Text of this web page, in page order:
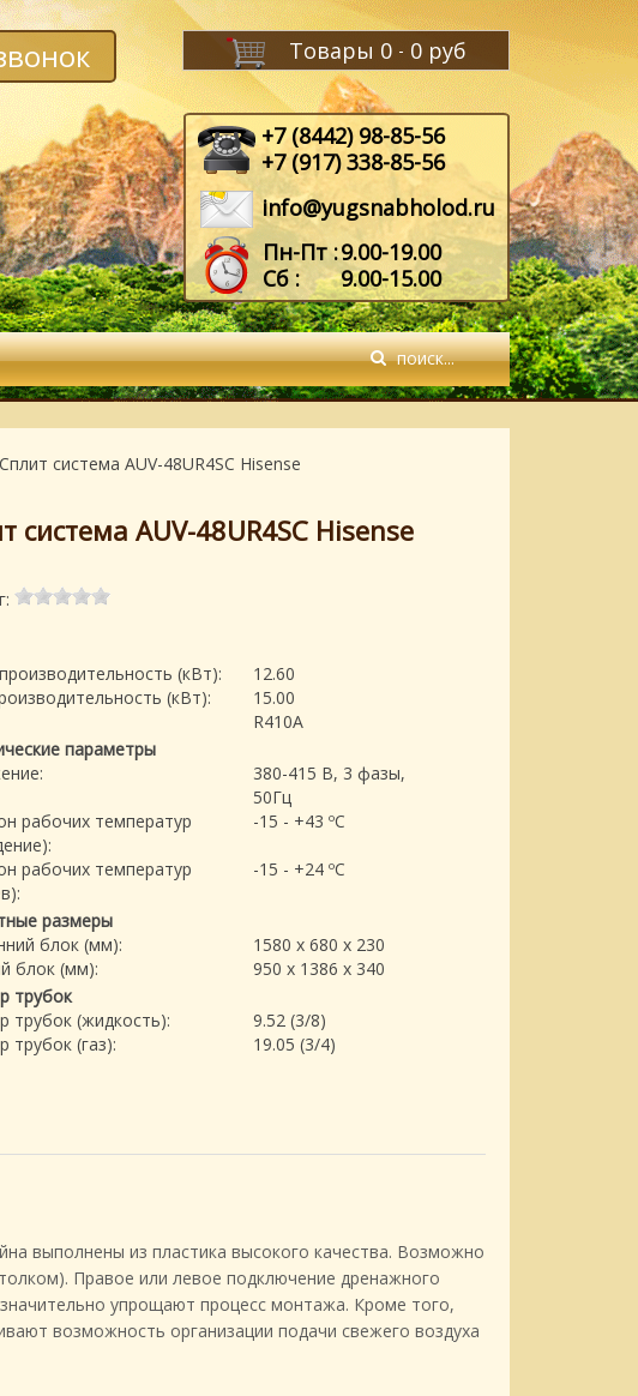
Товары 0 - 0 руб
+7 (8442) 98-85-56
+7 (917) 338-85-56
info@yugsnabholod.ru
Пн-Пт :9.00-19.00
Сб :
9.00-15.00
Сплит система AUV-48UR4SC Hisense
система AUV-48UR4SC Hisense
(кВт):
12.60
(кВт):
15.00
R410A
параметры
380-415 В, 3 фазы,
50Гц
рабочих температур
-15 - +43 ºC
рабочих температур
-15 - +24 ºC
размеры
блок (мм):
1580 x 680 x 230
блок (мм):
950 x 1386 x 340
трубок
трубок (жидкость):
9.52 (3/8)
трубок (газ):
19.05 (3/4)
выполнены из пластика высокого качества. Возможно
Правое или левое подключение дренажного
упрощают процесс монтажа. Кроме того,
возможность организации подачи свежего воздуха